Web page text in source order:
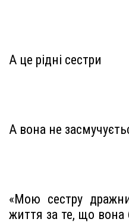
А це рідні сестри
А вона не
«Мою сестру
життя за те, що